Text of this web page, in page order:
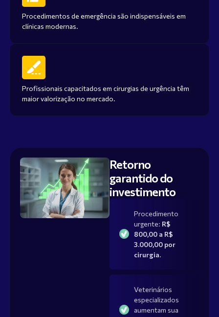
Procedimentos de emergência são indispensáveis em
clínicas modernas.
Profissionais capacitados em cirurgias de urgência têm
maior valorização no mercado.
Retorno
garantido do
investimento
Procedimento
urgente: R$
800,00 a R$
3.000,00 por
cirurgia.
Veterinários
especializados
aumentam sua